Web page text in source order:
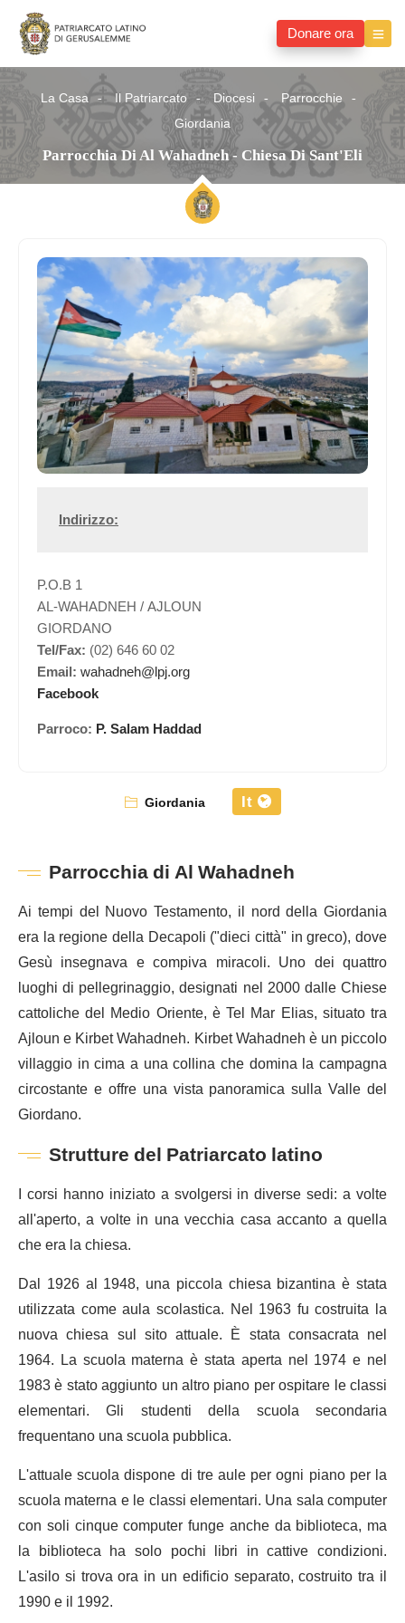
Donare ora
La Casa Il Patriarcato Diocesi
Parrocchie
Giordania
Parrocchia Di Al Wahadneh - Chiesa Di Sant'Eli
Giordania It
Parrocchia di Al Wahadneh
Ai tempi del Nuovo Testamento, il nord della Giordania
era la regione della Decapoli ("dieci città" in greco), dove
Gesù insegnava e compiva miracoli. Uno dei quattro
luoghi di pellegrinaggio, designati nel 2000 dalle Chiese
cattoliche del Medio Oriente, è Tel Mar Elias, situato tra
Ajloun e Kirbet Wahadneh. Kirbet Wahadneh è un piccolo
villaggio in cima a una collina che domina la campagna
circostante e offre una vista panoramica sulla Valle del
Giordano.
Strutture del Patriarcato latino
I corsi hanno iniziato a svolgersi in diverse sedi: a volte
all'aperto, a volte in una vecchia casa accanto a quella
che era la chiesa.
Dal 1926 al 1948, una piccola chiesa bizantina è stata
utilizzata come aula scolastica. Nel 1963 fu costruita la
nuova chiesa sul sito attuale. È stata consacrata nel
1964. La scuola materna è stata aperta nel 1974 e nel
1983 è stato aggiunto un altro piano per ospitare le classi
elementari. Gli studenti della scuola secondaria
frequentano una scuola pubblica.
L'attuale scuola dispone di tre aule per ogni piano per la
scuola materna e le classi elementari. Una sala computer
con soli cinque computer funge anche da biblioteca, ma
la biblioteca ha solo pochi libri in cattive condizioni.
L'asilo si trova ora in un edificio separato, costruito tra il
1990 e il 1992.
Indirizzo:
P.O.B 1
AL-WAHADNEH / AJLOUN
GIORDANO
Tel/Fax:(02) 646 60 02
Email:wahadneh@lpj.org
Facebook
Parroco:P. Salam Haddad